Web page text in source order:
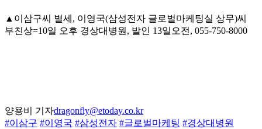
▲이삼구씨 별세, 이영국(삼성전자 글로벌마케팅실 상무)씨
부친상=10일 오후 경상대병원, 발인 13일오전, 055-750-8000
양용비 기자dragonfly@etoday.co.kr
#이삼구 #이영국 #삼성전자 #글로벌마케팅 #경상대병원